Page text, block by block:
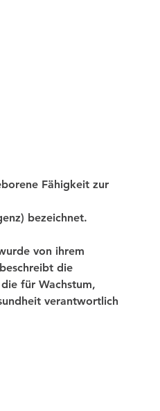
Fähigkeit zur
bezeichnet.
von ihrem
die
für Wachstum,
verantwortlich